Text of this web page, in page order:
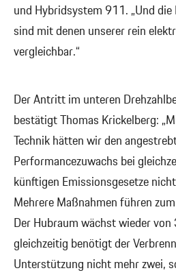
und Hybridsystem 911. „Und
sind mit denen unserer rein
vergleichbar.“
Der Antritt im unteren
bestätigt Thomas Krickelberg:
Technik hätten wir den
Performancezuwachs bei
künftigen Emissionsgesetze
Mehrere Maßnahmen führen
Der Hubraum wächst wieder
gleichzeitig benötigt der
Unterstützung nicht mehr zwei,